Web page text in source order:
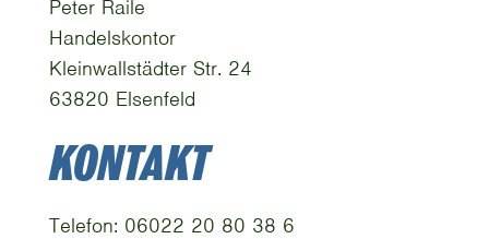
Peter Raile
Handelskontor
Kleinwallstädter Str. 24
63820 Elsenfeld
KONTAKT
Telefon: 06022 20 80 38 6